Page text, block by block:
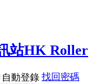
自動登錄 找回密碼